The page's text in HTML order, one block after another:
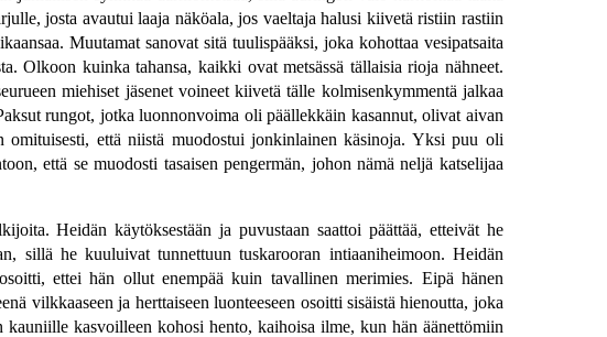
josta avautui laaja näköala, jos vaeltaja halusi kiivetä ristiin rastiin
Muutamat sanovat sitä tuulispääksi, joka kohottaa vesipatsaita
Olkoon kuinka tahansa, kaikki ovat metsässä tällaisia rioja nähneet.
miehiset jäsenet voineet kiivetä tälle kolmisenkymmentä jalkaa
rungot, jotka luonnonvoima oli päällekkäin kasannut, olivat aivan
että niistä muodostui jonkinlainen käsinoja. Yksi puu oli
että se muodosti tasaisen pengermän, johon nämä neljä katselijaa
Heidän käytöksestään ja puvustaan saattoi päättää, etteivät he
he kuuluivat tunnettuun tuskarooran intiaaniheimoon. Heidän
ettei hän ollut enempää kuin tavallinen merimies. Eipä hänen
vilkkaaseen ja herttaiseen luonteeseen osoitti sisäistä hienoutta, joka
kasvoilleen kohosi hento, kaihoisa ilme, kun hän äänettömiin